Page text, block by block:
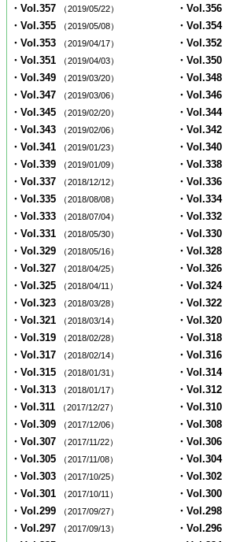
・Vol.357 （2019/05/22） ・Vol.356
・Vol.355 （2019/05/08） ・Vol.354
・Vol.353 （2019/04/17） ・Vol.352
・Vol.351 （2019/04/03） ・Vol.350
・Vol.349 （2019/03/20） ・Vol.348
・Vol.347 （2019/03/06） ・Vol.346
・Vol.345 （2019/02/20） ・Vol.344
・Vol.343 （2019/02/06） ・Vol.342
・Vol.341 （2019/01/23） ・Vol.340
・Vol.339 （2019/01/09） ・Vol.338
・Vol.337 （2018/12/12） ・Vol.336
・Vol.335 （2018/08/08） ・Vol.334
・Vol.333 （2018/07/04） ・Vol.332
・Vol.331 （2018/05/30） ・Vol.330
・Vol.329 （2018/05/16） ・Vol.328
・Vol.327 （2018/04/25） ・Vol.326
・Vol.325 （2018/04/11） ・Vol.324
・Vol.323 （2018/03/28） ・Vol.322
・Vol.321 （2018/03/14） ・Vol.320
・Vol.319 （2018/02/28） ・Vol.318
・Vol.317 （2018/02/14） ・Vol.316
・Vol.315 （2018/01/31） ・Vol.314
・Vol.313 （2018/01/17） ・Vol.312
・Vol.311 （2017/12/27） ・Vol.310
・Vol.309 （2017/12/06） ・Vol.308
・Vol.307 （2017/11/22） ・Vol.306
・Vol.305 （2017/11/08） ・Vol.304
・Vol.303 （2017/10/25） ・Vol.302
・Vol.301 （2017/10/11） ・Vol.300
・Vol.299 （2017/09/27） ・Vol.298
・Vol.297 （2017/09/13） ・Vol.296